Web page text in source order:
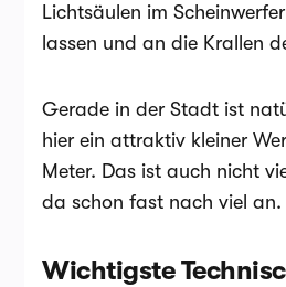
Lichtsäulen im
lassen und an die Krallen
Gerade in der Stadt ist
hier ein attraktiv kleiner
Meter. Das ist auch nicht
da schon fast nach viel an.
Wichtigste